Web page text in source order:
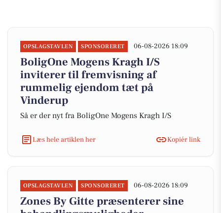
OPSLAGSTAVLEN SPONSORERET 06-08-2026 18:09
BoligOne Mogens Kragh I/S
inviterer til fremvisning af
rummelig ejendom tæt på
Vinderup
Så er der nyt fra BoligOne Mogens Kragh I/S
Læs hele artiklen her Kopiér link
OPSLAGSTAVLEN SPONSORERET 06-08-2026 18:09
Zones By Gitte præsenterer sine